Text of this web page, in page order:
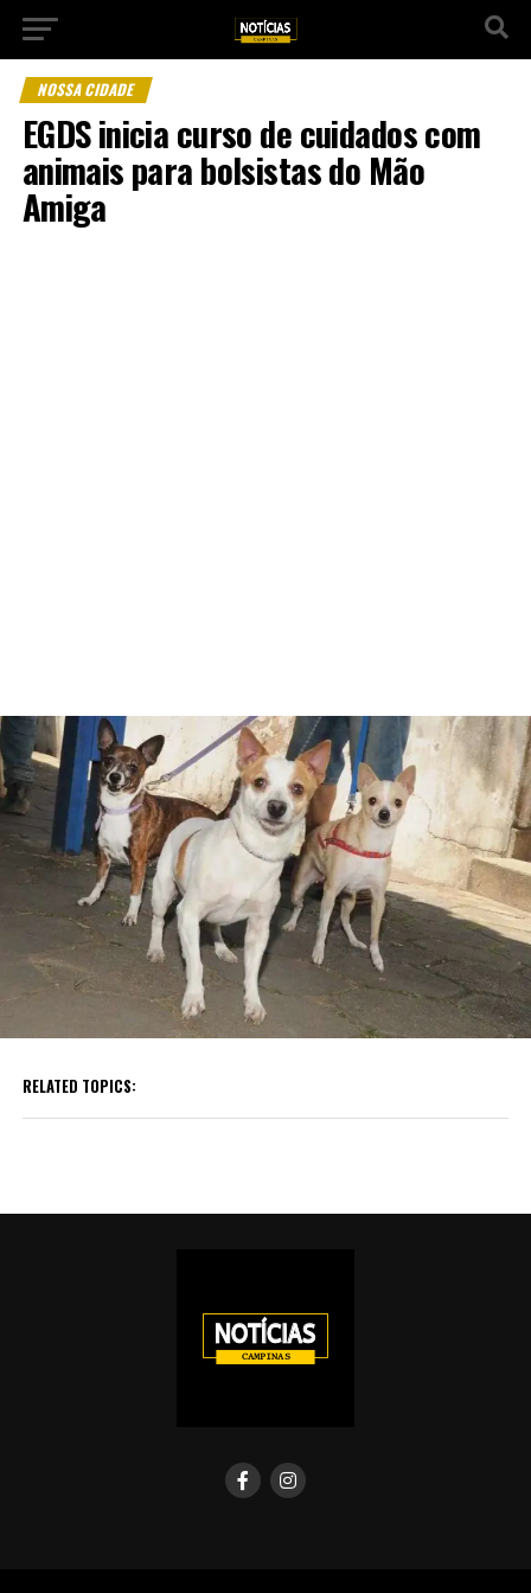
NOSSA CIDADE
EGDS inicia curso de cuidados com
animais para bolsistas do Mão
Amiga
RELATED TOPICS: